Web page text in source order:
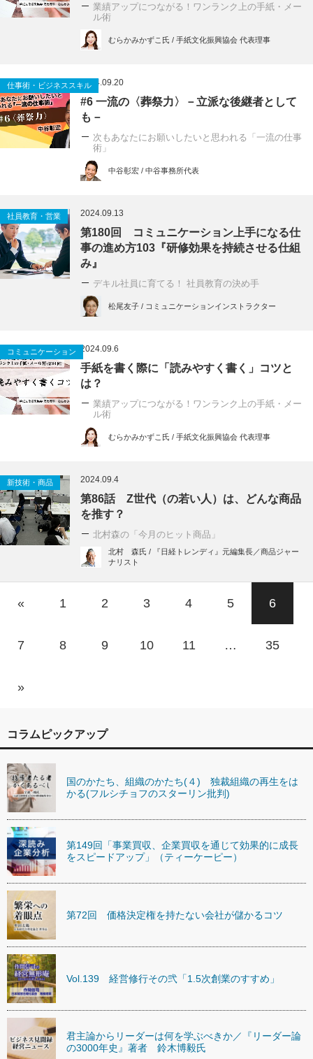
業績アップにつながる！ワンランク上の手紙・メー
ル術
むらかみかずこ氏 / 手紙文化振興協会 代表理事
仕事術・ビジネススキル2024.09.20
#6 一流の〈葬祭力〉－立派な後継者として
も－
次もあなたにお願いしたいと思われる「一流の仕事
術」
中谷彰宏 / 中谷事務所代表
社員教育・営業 2024.09.13
第180回 コミュニケーション上手になる仕
事の進め方103『研修効果を持続させる仕組
み』
デキル社員に育てる！ 社員教育の決め手
松尾友子 / コミュニケーションインストラクター
コミュニケーション 2024.09.6
手紙を書く際に「読みやすく書く」コツと
は？
業績アップにつながる！ワンランク上の手紙・メー
ル術
むらかみかずこ氏 / 手紙文化振興協会 代表理事
新技術・商品 2024.09.4
第86話 Z世代（の若い人）は、どんな商品
を推す？
北村森の「今月のヒット商品」
北村 森氏 / 『日経トレンディ』元編集長／商品ジャー
ナリスト
« 1 2 3 4 5 6
7 8 9 10 11 … 35
»
コラムピックアップ
国のかたち、組織のかたち(４) 独裁組織の再生をは
かる(フルシチョフのスターリン批判)
第149回「事業買収、企業買収を通じて効果的に成長
をスピードアップ」（ティーケーピー）
第72回 価格決定権を持たない会社が儲かるコツ
Vol.139 経営修行その弐「1.5次創業のすすめ」
君主論からリーダーは何を学ぶべきか／『リーダー論
の3000年史』著者 鈴木博毅氏